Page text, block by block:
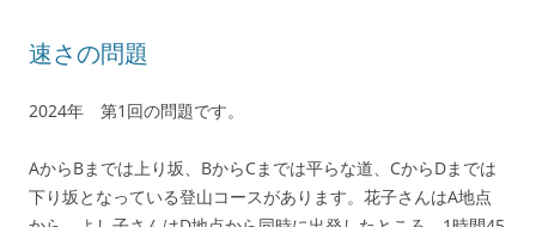
速さの問題
2024年 第1回の問題です。
AからBまでは上り坂、BからCまでは平らな道、CからDまでは
下り坂となっている登山コースがあります。花子さんはA地点